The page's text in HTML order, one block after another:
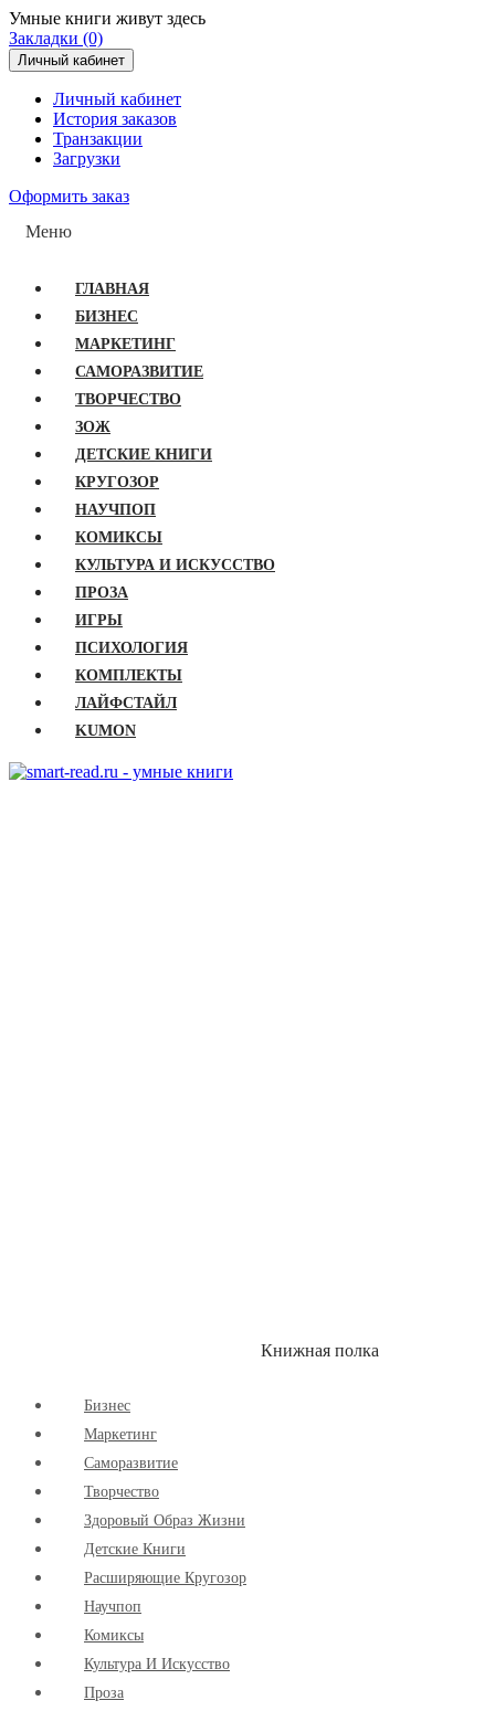
Умные книги живут здесь
Закладки (0)
Личный кабинет
Личный кабинет
История заказов
Транзакции
Загрузки
Оформить заказ
Меню
ГЛАВНАЯ
БИЗНЕС
МАРКЕТИНГ
САМОРАЗВИТИЕ
ТВОРЧЕСТВО
ЗОЖ
ДЕТСКИЕ КНИГИ
КРУГОЗОР
НАУЧПОП
КОМИКСЫ
КУЛЬТУРА И ИСКУССТВО
ПРОЗА
ИГРЫ
ПСИХОЛОГИЯ
КОМПЛЕКТЫ
ЛАЙФСТАЙЛ
KUMON
Книжная полка
Бизнес
Маркетинг
Cаморазвитие
Творчество
Здоровый Образ Жизни
Детские Книги
Расширяющие Кругозор
Научпоп
Комиксы
Культура И Искусство
Проза